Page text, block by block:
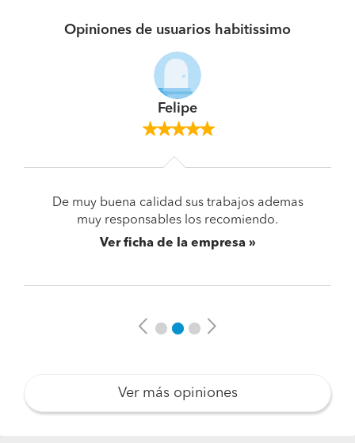
Opiniones de usuarios habitissimo
Felipe
De muy buena calidad sus trabajos ademas
muy responsables los recomiendo.
Ver ficha de la empresa
Previous Next
Ver más opiniones